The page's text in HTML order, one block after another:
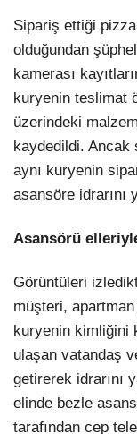
Sipariş ettiği
olduğundan
kamerası
kuryenin teslimat
üzerindeki
kaydedildi. Ancak
aynı kuryenin
asansöre idrarını
Asansörü
Görüntüleri
müşteri,
kuryenin kimliğini
ulaşan vatandaş
getirerek idrarını
elinde bezle
tarafından cep